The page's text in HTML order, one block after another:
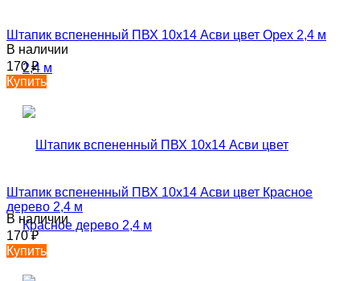
Штапик вспененный ПВХ 10х14 Асви цвет Орех 2,4 м
В наличии
170₽
Купить
Штапик вспененный ПВХ 10х14 Асви цвет Красное
дерево 2,4 м
В наличии
170₽
Купить